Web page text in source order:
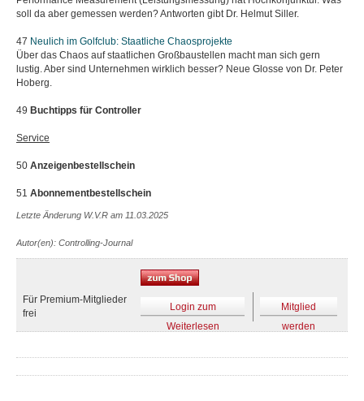
soll da aber gemessen werden? Antworten gibt Dr. Helmut Siller.
47 Neulich im Golfclub: Staatliche Chaosprojekte
Über das Chaos auf staatlichen Großbaustellen macht man sich gern
lustig. Aber sind Unternehmen wirklich besser? Neue Glosse von Dr. Peter
Hoberg.
49 Buchtipps für Controller
Service
50 Anzeigenbestellschein
51 Abonnementbestellschein
Letzte Änderung W.V.R am 11.03.2025
Autor(en): Controlling-Journal
Für Premium-Mitglieder
frei
Login zum
Weiterlesen
Mitglied
werden